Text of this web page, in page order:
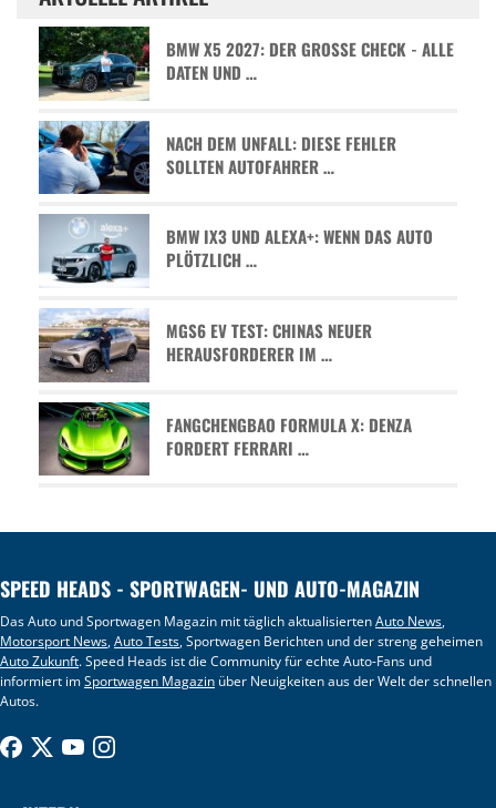
BMW X5 2027: DER GROSSE CHECK - ALLE D
ATEN UND …
NACH DEM UNFALL: DIESE FEHLER
SOLLTEN AUTOFAHRER …
BMW IX3 UND ALEXA+: WENN DAS AUTO
PLÖTZLICH …
MGS6 EV TEST: CHINAS NEUER
HERAUSFORDERER IM …
FANGCHENGBAO FORMULA X: DENZA
FORDERT FERRARI …
SPEED HEADS - SPORTWAGEN- UND AUTO-MAGAZIN
Das Auto und Sportwagen Magazin mit täglich aktualisiertenAuto News,
Motorsport News,Auto Tests, Sportwagen Berichten und der streng geheimen
Auto Zukunft. Speed Heads ist die Community für echte Auto-Fans und
informiert imSportwagen Magazin über Neuigkeiten aus der Welt der schnellen
Autos.